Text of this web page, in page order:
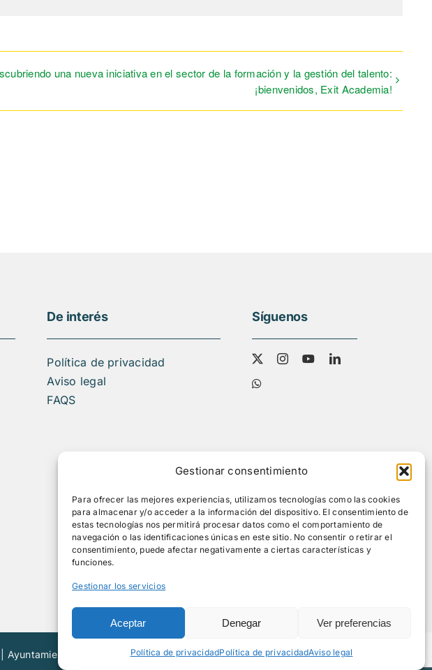
Gestionar consentimiento
Para ofrecer las mejores experiencias, utilizamos tecnologías como las cookies
para almacenar y/o acceder a la información del dispositivo. El consentimiento de
estas tecnologías nos permitirá procesar datos como el comportamiento de
navegación o las identificaciones únicas en este sitio. No consentir o retirar el
consentimiento, puede afectar negativamente a ciertas características y
funciones.
Gestionar los servicios
Aceptar Denegar Ver preferencias
Política de privacidadPolítica de privacidadAviso legal
una nueva iniciativa en el sector de la formación y la gestión del talento:
¡bienvenidos, Exit Academia!
De interés
Política de privacidad
Aviso legal
FAQS
Síguenos
de Madrid